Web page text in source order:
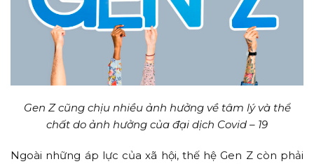
Gen Z cũng chịu nhiều ảnh hưởng về tâm lý và thể
chất do ảnh hưởng của đại dịch Covid – 19
Ngoài những áp lực của xã hội, thế hệ Gen Z còn phải